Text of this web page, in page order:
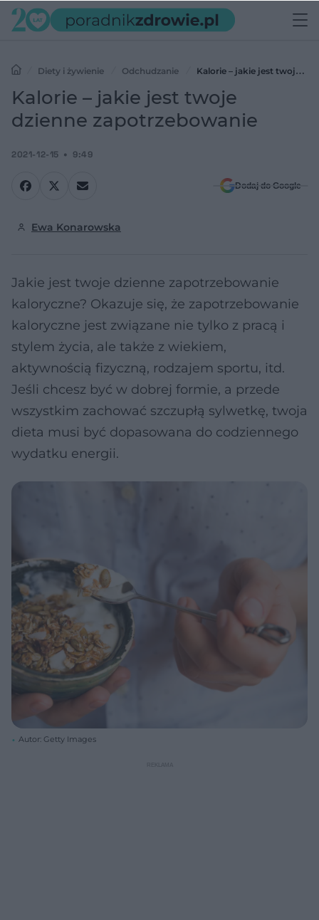
Diety i żywienie Odchudzanie
Kalorie – jakie jest twoje
dzienne zapotrzebowanie
Kalorie – jakie jest twoje
dzienne zapotrzebowanie
2021-12-15 9:49
Dodaj do Google
Ewa Konarowska
Jakie jest twoje dzienne zapotrzebowanie
kaloryczne? Okazuje się, że zapotrzebowanie
kaloryczne jest związane nie tylko z pracą i
stylem życia, ale także z wiekiem,
aktywnością fizyczną, rodzajem sportu, itd.
Jeśli chcesz być w dobrej formie, a przede
wszystkim zachować szczupłą sylwetkę, twoja
dieta musi być dopasowana do codziennego
wydatku energii.
Autor: Getty Images